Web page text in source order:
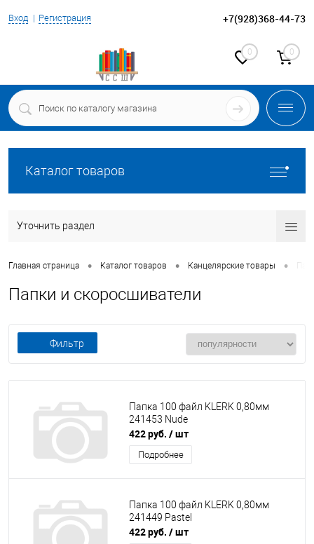
Вход Регистрация +7(928)368-44-73
0 0
Каталог товаров
Уточнить раздел
Главная страница • Каталог товаров • Канцелярские товары •
Папки и скоросшиватели
Фильтр
Папка 100 файл KLERK 0,80мм
241453 Nude
422 руб. / шт
Подробнее
Папка 100 файл KLERK 0,80мм
241449 Pastel
422 руб. / шт